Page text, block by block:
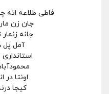
فاطی طلاعه اته
جان زن
جانه
آمل پل
اونتا در
کیجا